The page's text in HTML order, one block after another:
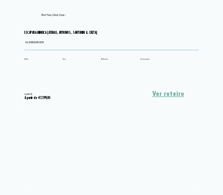
Ilhas E Praias, Cultural, Grupos
Ver roteiro
A partir de €2.299,00
A partir de
ESCAPADA MINOICA (ATENAS, MYKONOS, SANTORINI & CRETA)
EM APARTAMENTO DUPLO
Hotel Tour Refeição Transportes